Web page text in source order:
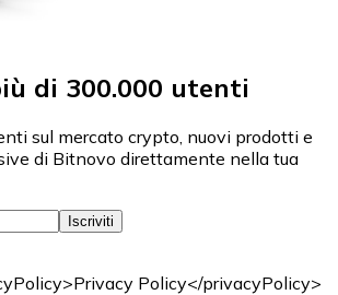
di 300.000 utenti
sul mercato crypto, nuovi prodotti e
di Bitnovo direttamente nella tua
Iscriviti
Policy</privacyPolicy>